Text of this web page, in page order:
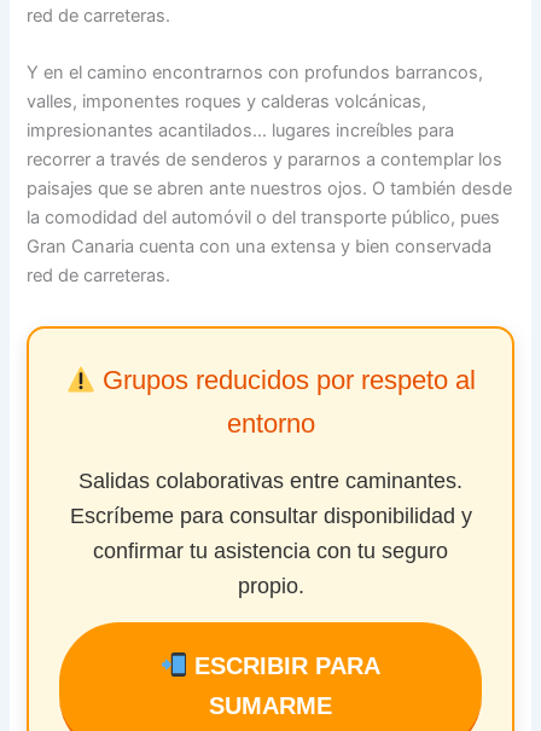
red de carreteras.
Y en el camino encontrarnos con profundos barrancos,
valles, imponentes roques y calderas volcánicas,
impresionantes acantilados… lugares increíbles para
recorrer a través de senderos y pararnos a contemplar los
paisajes que se abren ante nuestros ojos. O también desde
la comodidad del automóvil o del transporte público, pues
Gran Canaria cuenta con una extensa y bien conservada
red de carreteras.
Grupos reducidos por respeto al
entorno
Salidas colaborativas entre caminantes.
Escríbeme para consultar disponibilidad y
confirmar tu asistencia con tu seguro
propio.
ESCRIBIR PARA
SUMARME